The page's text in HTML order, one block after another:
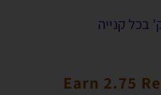
Earn 2.75